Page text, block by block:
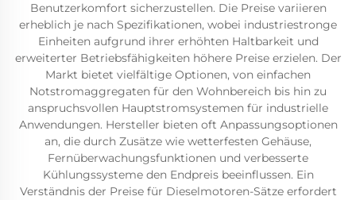
Benutzerkomfort sicherzustellen. Die Preise variieren
erheblich je nach Spezifikationen, wobei industriestronge
Einheiten aufgrund ihrer erhöhten Haltbarkeit und
erweiterter Betriebsfähigkeiten höhere Preise erzielen. Der
Markt bietet vielfältige Optionen, von einfachen
Notstromaggregaten für den Wohnbereich bis hin zu
anspruchsvollen Hauptstromsystemen für industrielle
Anwendungen. Hersteller bieten oft Anpassungsoptionen
an, die durch Zusätze wie wetterfesten Gehäuse,
Fernüberwachungsfunktionen und verbesserte
Kühlungssysteme den Endpreis beeinflussen. Ein
Verständnis der Preise für Dieselmotoren-Sätze erfordert